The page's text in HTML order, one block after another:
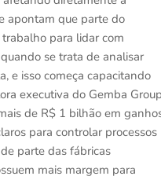
apontam que parte do
para lidar com
se trata de analisar
e isso começa capacitando
executiva do Gemba
de R$ 1 bilhão em
para controlar processos
parte das fábricas
mais margem para